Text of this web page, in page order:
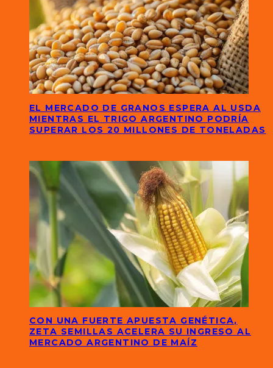
EL MERCADO DE GRANOS ESPERA AL USDA
MIENTRAS EL TRIGO ARGENTINO PODRÍA
SUPERAR LOS 20 MILLONES DE TONELADAS
CON UNA FUERTE APUESTA GENÉTICA,
ZETA SEMILLAS ACELERA SU INGRESO AL
MERCADO ARGENTINO DE MAÍZ